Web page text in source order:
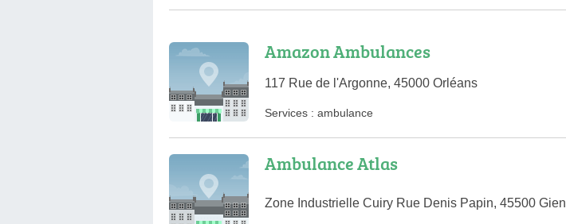
Amazon Ambulances
117 Rue de l'Argonne, 45000 Orléans
Services : ambulance
Ambulance Atlas
Zone Industrielle Cuiry Rue Denis Papin, 45500 Gien